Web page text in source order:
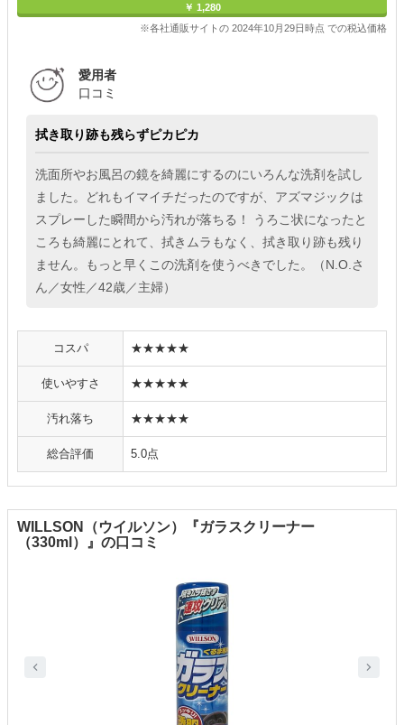
￥ 1,280
※各社通販サイトの 2024年10月29日時点 での税込価格
愛用者
口コミ
拭き取り跡も残らずピカピカ
洗面所やお風呂の鏡を綺麗にするのにいろんな洗剤を試し
ました。どれもイマイチだったのですが、アズマジックは
スプレーした瞬間から汚れが落ちる！ うろこ状になったと
ころも綺麗にとれて、拭きムラもなく、拭き取り跡も残り
ません。もっと早くこの洗剤を使うべきでした。（N.O.さ
ん／女性／42歳／主婦）
コスパ ★★★★★
使いやすさ ★★★★★
汚れ落ち ★★★★★
総合評価 5.0点
WILLSON（ウイルソン）『ガラスクリーナー
（330ml）』の口コミ